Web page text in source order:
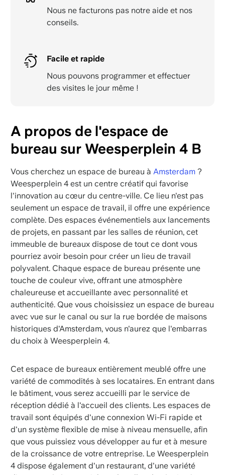
Nous ne facturons pas notre aide et nos
conseils.
Facile et rapide
Nous pouvons programmer et effectuer
des visites le jour même !
A propos de l'espace de
bureau sur Weesperplein 4 B
Vous cherchez un espace de bureau à Amsterdam?
Weesperplein 4 est un centre créatif qui favorise
l'innovation au cœur du centre-ville. Ce lieu n'est pas
seulement un espace de travail, il offre une expérience
complète. Des espaces événementiels aux lancements
de projets, en passant par les salles de réunion, cet
immeuble de bureaux dispose de tout ce dont vous
pourriez avoir besoin pour créer un lieu de travail
polyvalent. Chaque espace de bureau présente une
touche de couleur vive, offrant une atmosphère
chaleureuse et accueillante avec personnalité et
authenticité. Que vous choisissiez un espace de bureau
avec vue sur le canal ou sur la rue bordée de maisons
historiques d'Amsterdam, vous n'aurez que l'embarras
du choix à Weesperplein 4.
Cet espace de bureaux entièrement meublé offre une
variété de commodités à ses locataires. En entrant dans
le bâtiment, vous serez accueilli par le service de
réception dédié à l'accueil des clients. Les espaces de
travail sont équipés d'une connexion Wi-Fi rapide et
d'un système flexible de mise à niveau mensuelle, afin
que vous puissiez vous développer au fur et à mesure
de la croissance de votre entreprise. Le Weesperplein
4 dispose également d'un restaurant, d'une variété